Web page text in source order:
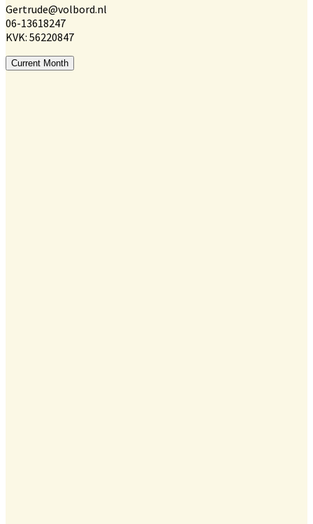
Gertrude@volbord.nl
06-13618247
KVK: 56220847
Current Month